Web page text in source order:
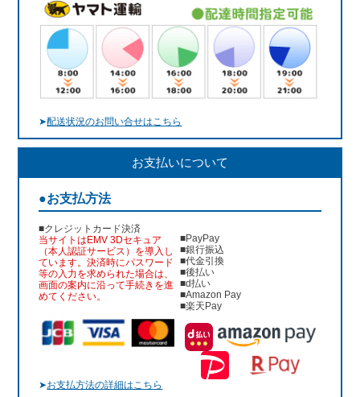
➤配送状況のお問い合せはこちら
お支払いについて
●お支払方法
■クレジットカード決済
当サイトはEMV 3Dセキュア
（本人認証サービス）を導入し
ています。決済時にパスワード
等の入力を求められた場合は、
画面の案内に沿って手続きを進
めてください。
■PayPay
■銀行振込
■代金引換
■後払い
■d払い
■Amazon Pay
■楽天Pay
➤お支払方法の詳細はこちら